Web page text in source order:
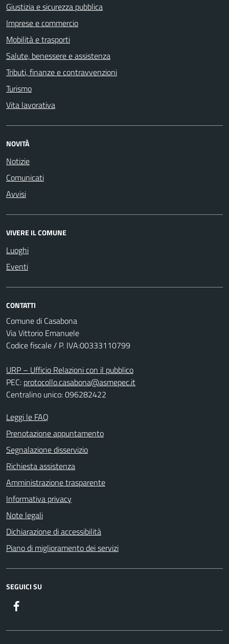
Giustizia e sicurezza pubblica
Imprese e commercio
Mobilità e trasporti
Salute, benessere e assistenza
Tributi, finanze e contravvenzioni
Turismo
Vita lavorativa
NOVITÀ
Notizie
Comunicati
Avvisi
VIVERE IL COMUNE
Luoghi
Eventi
CONTATTI
Comune di Casabona
Via Vittorio Emanuele
Codice fiscale / P. IVA:00333110799
URP – Ufficio Relazioni con il pubblico
PEC: protocollo.casabona@asmepec.it
Centralino unico: 096282422
Leggi le FAQ
Prenotazione appuntamento
Segnalazione disservizio
Richiesta assistenza
Amministrazione trasparente
Informativa privacy
Note legali
Dichiarazione di accessibilità
Piano di miglioramento dei servizi
SEGUICI SU